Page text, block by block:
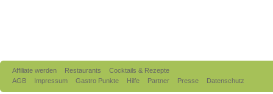
Affiliate werden Restaurants
Cocktails & Rezepte
AGB
Impressum Gastro Punkte Hilfe Partner Presse Datenschutz